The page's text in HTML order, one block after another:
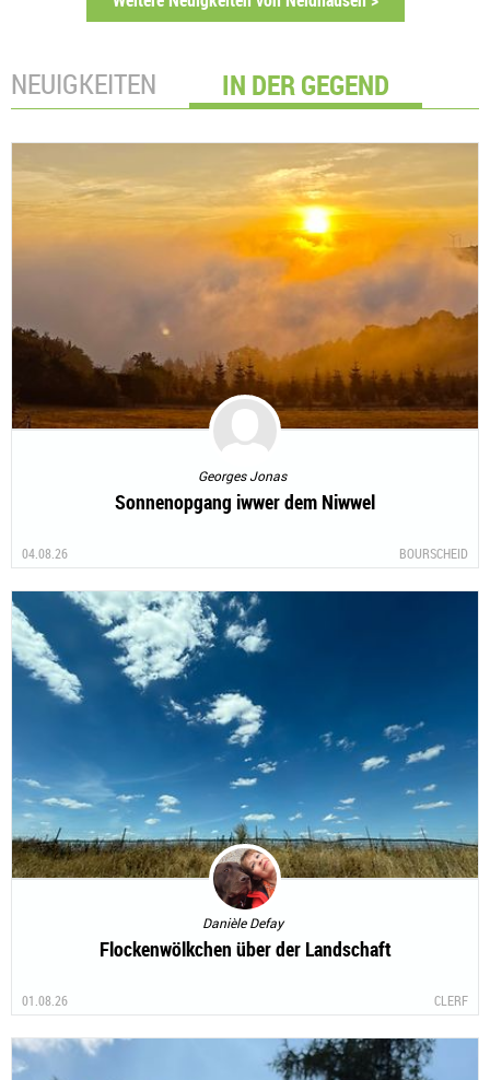
NEUIGKEITEN IN DER GEGEND
Georges Jonas
Sonnenopgang iwwer dem Niwwel
04.08.26 BOURSCHEID
Danièle Defay
Flockenwölkchen über der Landschaft
01.08.26 CLERF